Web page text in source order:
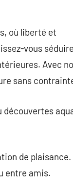
où liberté et
vous
Avec
sans
découvertes
de
entre amis.